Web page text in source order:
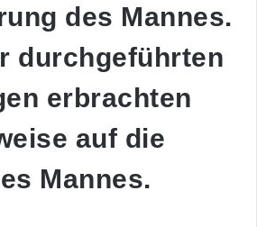
des Mannes.
durchgeführten
erbrachten
auf die
Mannes.